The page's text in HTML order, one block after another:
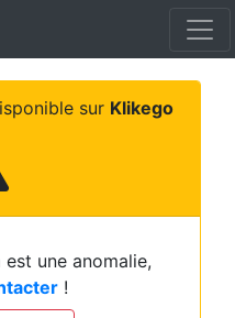
sur Klikego
une anomalie,
!